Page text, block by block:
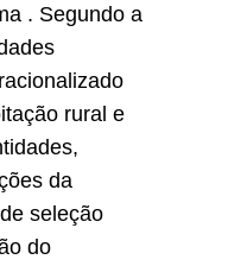
. Segundo a
rural e
da
seleção
do